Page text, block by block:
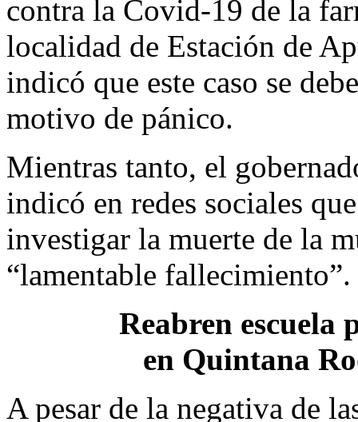
contra la Covid-19 de la
localidad de Estación de
indicó que este caso se
motivo de pánico.
Mientras tanto, el
indicó en redes sociales
investigar la muerte de la
“lamentable fallecimiento”.
Reabren escuela
en Quintana
A pesar de la negativa de